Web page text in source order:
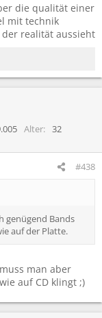
die qualität einer
mit technik
realität aussieht
Alter
32
#438
genügend Bands
auf der Platte.
man aber
auf CD klingt ;)